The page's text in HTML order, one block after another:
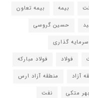
بیمه
بیمه تعاون
حسین گروسی
سرمایه گذاری
فولاد
فولاد مبارکه
آزاد
منطقه آزاد ارس
متکی
نفت